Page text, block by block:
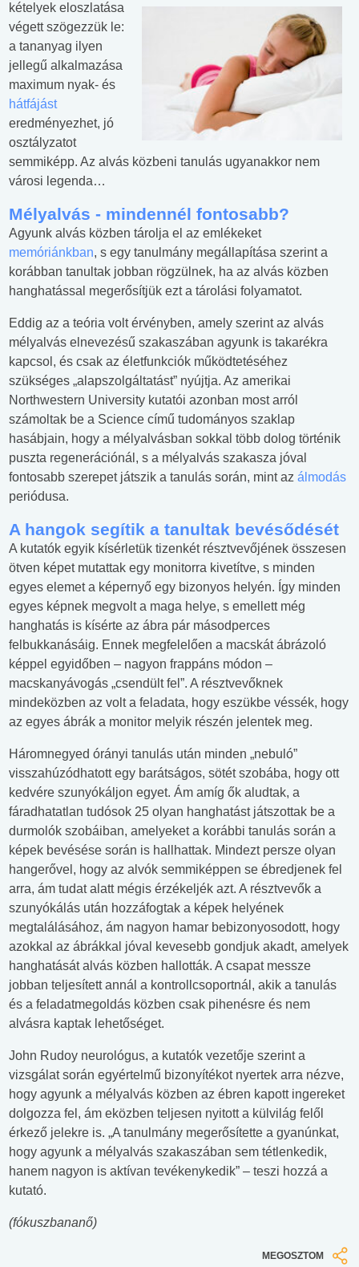
kételyek eloszlatása
végett szögezzük le:
a tananyag ilyen
jellegű alkalmazása
maximum nyak- és
hátfájást
eredményezhet, jó
osztályzatot
semmiképp. Az alvás közbeni tanulás ugyanakkor nem
városi legenda…
Mélyalvás - mindennél fontosabb?
Agyunk alvás közben tárolja el az emlékeket
memóriánkban, s egy tanulmány megállapítása szerint a
korábban tanultak jobban rögzülnek, ha az alvás közben
hanghatással megerősítjük ezt a tárolási folyamatot.
Eddig az a teória volt érvényben, amely szerint az alvás
mélyalvás elnevezésű szakaszában agyunk is takarékra
kapcsol, és csak az életfunkciók működtetéséhez
szükséges „alapszolgáltatást” nyújtja. Az amerikai
Northwestern University kutatói azonban most arról
számoltak be a Science című tudományos szaklap
hasábjain, hogy a mélyalvásban sokkal több dolog történik
puszta regenerációnál, s a mélyalvás szakasza jóval
fontosabb szerepet játszik a tanulás során, mint az álmodás
periódusa.
A hangok segítik a tanultak bevésődését
A kutatók egyik kísérletük tizenkét résztvevőjének összesen
ötven képet mutattak egy monitorra kivetítve, s minden
egyes elemet a képernyő egy bizonyos helyén. Így minden
egyes képnek megvolt a maga helye, s emellett még
hanghatás is kísérte az ábra pár másodperces
felbukkanásáig. Ennek megfelelően a macskát ábrázoló
képpel egyidőben – nagyon frappáns módon –
macskanyávogás „csendült fel”. A résztvevőknek
mindeközben az volt a feladata, hogy eszükbe véssék, hogy
az egyes ábrák a monitor melyik részén jelentek meg.
Háromnegyed órányi tanulás után minden „nebuló”
visszahúzódhatott egy barátságos, sötét szobába, hogy ott
kedvére szunyókáljon egyet. Ám amíg ők aludtak, a
fáradhatatlan tudósok 25 olyan hanghatást játszottak be a
durmolók szobáiban, amelyeket a korábbi tanulás során a
képek bevésése során is hallhattak. Mindezt persze olyan
hangerővel, hogy az alvók semmiképpen se ébredjenek fel
arra, ám tudat alatt mégis érzékeljék azt. A résztvevők a
szunyókálás után hozzáfogtak a képek helyének
megtalálásához, ám nagyon hamar bebizonyosodott, hogy
azokkal az ábrákkal jóval kevesebb gondjuk akadt, amelyek
hanghatását alvás közben hallották. A csapat messze
jobban teljesített annál a kontrollcsoportnál, akik a tanulás
és a feladatmegoldás közben csak pihenésre és nem
alvásra kaptak lehetőséget.
John Rudoy neurológus, a kutatók vezetője szerint a
vizsgálat során egyértelmű bizonyítékot nyertek arra nézve,
hogy agyunk a mélyalvás közben az ébren kapott ingereket
dolgozza fel, ám eközben teljesen nyitott a külvilág felől
érkező jelekre is. „A tanulmány megerősítette a gyanúnkat,
hogy agyunk a mélyalvás szakaszában sem tétlenkedik,
hanem nagyon is aktívan tevékenykedik” – teszi hozzá a
kutató.
(fókuszbananő)
MEGOSZTOM